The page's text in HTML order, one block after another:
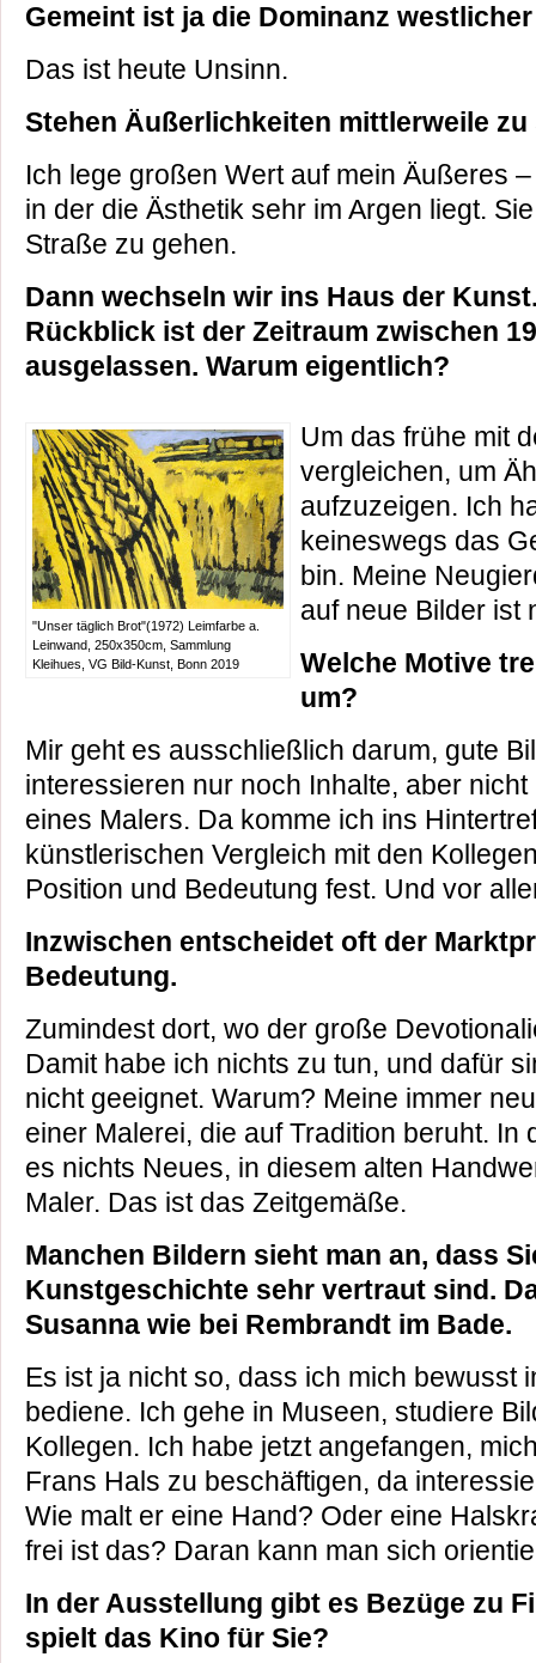
Gemeint ist ja die Dominanz
Das ist heute Unsinn.
Stehen Äußerlichkeiten mittlerweile
Ich lege großen Wert auf mein Äußeres
in der die Ästhetik sehr im Argen liegt.
Straße zu gehen.
Dann wechseln wir ins Haus der
Rückblick ist der Zeitraum zwischen
ausgelassen. Warum eigentlich?
"Unser täglich Brot"(1972) Leimfarbe a.
Leinwand, 250x350cm, Sammlung
Kleihues, VG Bild-Kunst, Bonn 2019
Um das frühe mit
vergleichen, um
aufzuzeigen. Ich
keineswegs das
bin. Meine
auf neue Bilder ist
Welche Motive
um?
Mir geht es ausschließlich darum, gute
interessieren nur noch Inhalte, aber
eines Malers. Da komme ich ins
künstlerischen Vergleich mit den
Position und Bedeutung fest. Und vor
Inzwischen entscheidet oft der
Bedeutung.
Zumindest dort, wo der große
Damit habe ich nichts zu tun, und dafür
nicht geeignet. Warum? Meine immer
einer Malerei, die auf Tradition beruht. In
es nichts Neues, in diesem alten
Maler. Das ist das Zeitgemäße.
Manchen Bildern sieht man an, dass
Kunstgeschichte sehr vertraut sind.
Susanna wie bei Rembrandt im Bade.
Es ist ja nicht so, dass ich mich bewusst
bediene. Ich gehe in Museen, studiere
Kollegen. Ich habe jetzt angefangen,
Frans Hals zu beschäftigen, da
Wie malt er eine Hand? Oder eine
frei ist das? Daran kann man sich
In der Ausstellung gibt es Bezüge zu
spielt das Kino für Sie?